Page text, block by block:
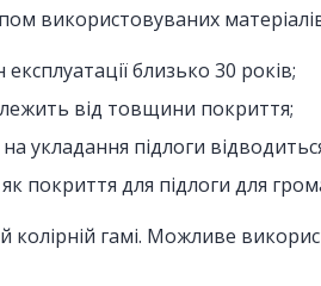
використовуваних
близько 30 років;
від товщини покриття;
укладання підлоги
покриття для підлоги для
гамі. Можливе